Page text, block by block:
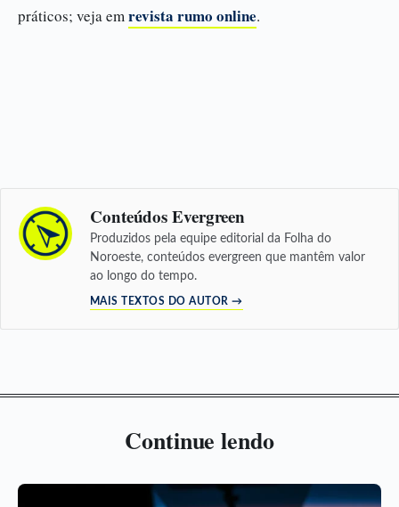
práticos; veja emrevista rumo online.
Conteúdos Evergreen
Produzidos pela equipe editorial da Folha do
Noroeste, conteúdos evergreen que mantêm valor
ao longo do tempo.
MAIS TEXTOS DO AUTOR →
Continue lendo